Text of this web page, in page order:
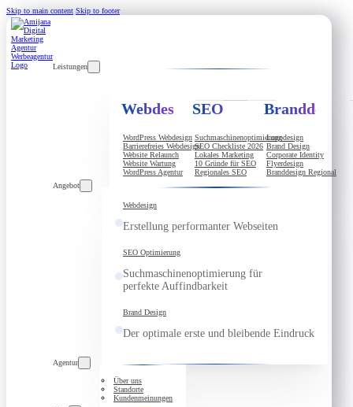
Skip to main content Skip to footer
Leistungen
Webdesign
WordPress Webdesign
Barrierefreies Webdesign
Website Relaunch
Website Wartung
WordPress Agentur
SEO
Suchmaschinenoptimierung
SEO Checkliste 2026
Lokales Marketing
10 Gründe für SEO
Regionales SEO
Branddesign
Logodesign
Brand Design
Corporate Identity
Flyerdesign
Branddesign Regional
Angebot
Webdesign
Erstellung performanter Webseiten
SEO Optimierung
Suchmaschinenoptimierung für
perfekte Auffindbarkeit
Brand Design
Der optimale erste und bleibende Eindruck
Agentur
Über uns
Standorte
Kundenmeinungen